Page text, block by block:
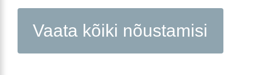
Vaata kõiki nõustamisi